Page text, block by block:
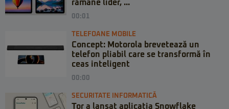
rămâne lider, ...
00:01
TELEFOANE MOBILE
Concept: Motorola brevetează un
telefon pliabil care se transformă în
ceas inteligent
00:00
SECURITATE INFORMATICĂ
Tor a lansat aplicația Snowflake